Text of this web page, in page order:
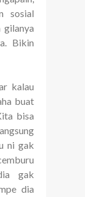
sosial
gilanya
Bikin
kalau
buat
bisa
ni gak
gak
dia